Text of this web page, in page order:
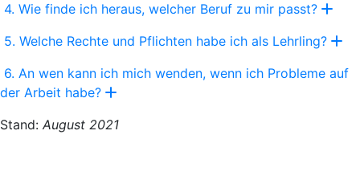
4. Wie finde ich heraus, welcher Beruf zu mir passt?
5. Welche Rechte und Pflichten habe ich als Lehrling?
6. An wen kann ich mich wenden, wenn ich Probleme auf
der Arbeit habe?
Stand: August 2021